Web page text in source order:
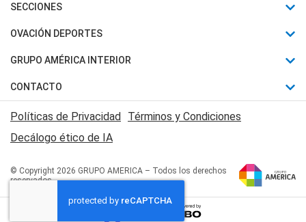
Últimas Noticias
Política
Judiciales
Economia
SECCIONES
Horóscopo
Motores
Trucos caseros
Series y Películas
Edictos y Solicitadas
OVACIÓN DEPORTES
Fútbol
Mundial
Automovilismo
Rugby
Básquet
GRUPO AMÉRICA INTERIOR
Canal 7 en Vivo
San Juan 8
CONTACTO
Acerca de Nosotros
Contactanos
Políticas de Privacidad
Términos y Condiciones
Decálogo ético de IA
© Copyright 2026 GRUPO AMERICA – Todos los derechos
reservados